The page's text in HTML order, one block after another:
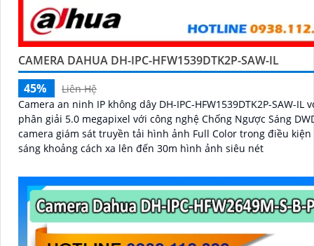
CAMERA DAHUA DH-IPC-HFW1539DTK2P-SAW-IL
45%
Liên Hệ
Camera an ninh IP không dây DH-IPC-HFW1539DTK2P-SAW-IL
phân giải 5.0 megapixel với công nghệ Chống Ngược Sáng
camera giám sát truyền tải hình ảnh Full Color trong điều
sáng khoảng cách xa lên đến 30m hình ảnh siêu nét